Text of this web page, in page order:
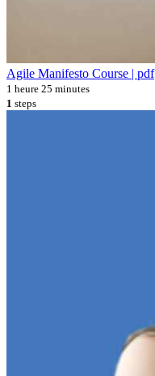
Agile Manifesto Course | pdf
1 heure 25 minutes
1 steps